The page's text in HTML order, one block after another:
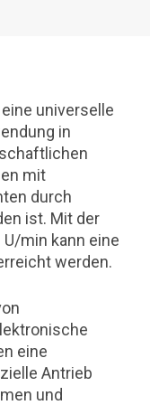
universelle
in
mit
durch
ist. Mit der
min kann eine
werden.
eine
Antrieb
und